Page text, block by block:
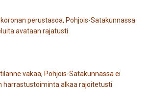
perustasoa, Pohjois-Satakunnassa
avataan rajatusti
vakaa, Pohjois-Satakunnassa ei
harrastustoiminta alkaa rajoitetusti